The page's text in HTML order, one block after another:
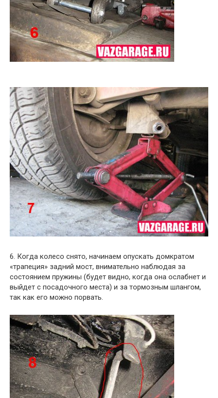
6. Когда колесо снято, начинаем опускать домкратом
«трапеция» задний мост, внимательно наблюдая за
состоянием пружины (будет видно, когда она ослабнет и
выйдет с посадочного места) и за тормозным шлангом,
так как его можно порвать.